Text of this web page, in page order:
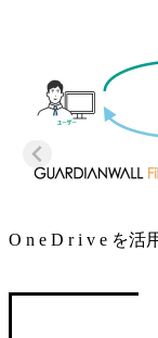
O n e D r i v e を活